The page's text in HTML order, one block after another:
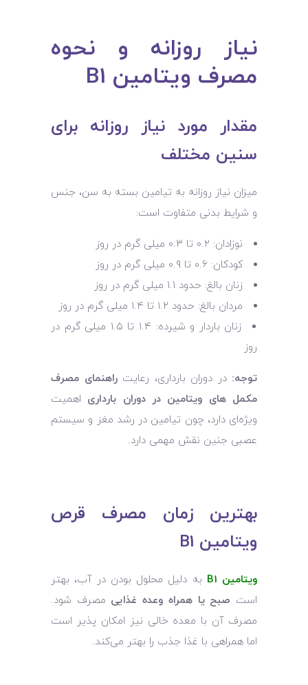
نیاز روزانه و نحوه
مصرف ویتامین B1
مقدار مورد نیاز روزانه برای
سنین مختلف
میزان نیاز روزانه به تیامین بسته به سن، جنس
و شرایط بدنی متفاوت است:
نوزادان: ۰.۲ تا ۰.۳ میلی‌ گرم در روز
کودکان: ۰.۶ تا ۰.۹ میلی‌ گرم در روز
زنان بالغ: حدود ۱.۱ میلی‌ گرم در روز
مردان بالغ: حدود ۱.۲ تا ۱.۴ میلی‌ گرم در روز
زنان باردار و شیرده: ۱.۴ تا ۱.۵ میلی ‌گرم در
روز
توجه: در دوران بارداری، رعایتراهنمای مصرف
مکمل‌ های ویتامین در دوران بارداری اهمیت
ویژه‌ای دارد، چون تیامین در رشد مغز و سیستم
عصبی جنین نقش مهمی دارد.
بهترین زمان مصرف قرص
ویتامین B1
ویتامین B1
به دلیل محلول بودن در آب، بهتر
است صبح یا همراه وعده غذایی مصرف شود.
مصرف آن با معده خالی نیز امکان ‌پذیر است
اما همراهی با غذا جذب را بهتر می‌کند.